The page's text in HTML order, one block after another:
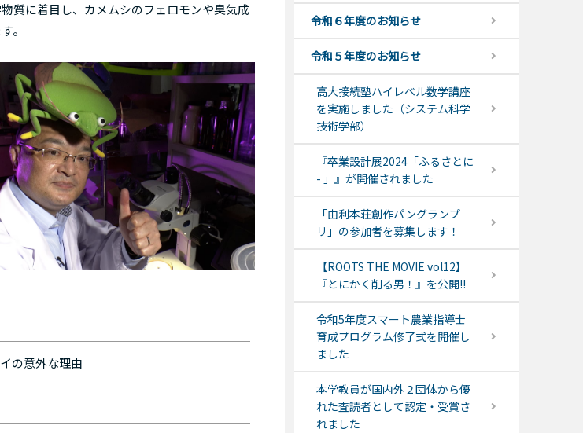
質に着目し、カメムシのフェロモンや臭気成
。
の意外な理由
令和６年度のお知らせ
令和５年度のお知らせ
高大接続塾ハイレベル数学講座
を実施しました（システム科学
技術学部）
『卒業設計展2024「ふるさとに
- 」』が開催されました
「由利本荘創作パングランプ
リ」の参加者を募集します！
【ROOTS THE MOVIE vol12】
『とにかく削る男！』を公開!!
令和5年度スマート農業指導士
育成プログラム修了式を開催し
ました
本学教員が国内外２団体から優
れた査読者として認定・受賞さ
れました